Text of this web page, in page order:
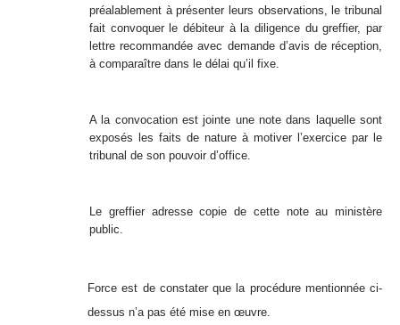
préalablement à présenter leurs observations, le tribunal
fait convoquer le débiteur à la diligence du greffier, par
lettre recommandée avec demande d’avis de réception,
à comparaître dans le délai qu’il fixe.
A la convocation est jointe une note dans laquelle sont
exposés les faits de nature à motiver l’exercice par le
tribunal de son pouvoir d’office.
Le greffier adresse copie de cette note au ministère
public.
Force est de constater que la procédure mentionnée ci-
dessus n’a pas été mise en œuvre.